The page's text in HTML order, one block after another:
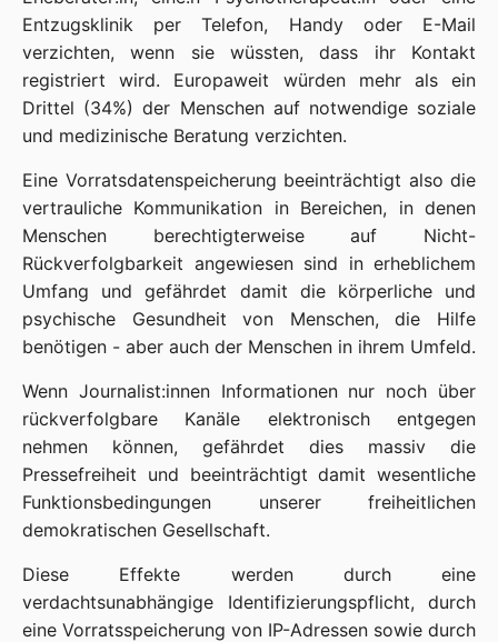
Entzugsklinik per Telefon, Handy oder E-Mail
verzichten, wenn sie wüssten, dass ihr Kontakt
registriert wird. Europaweit würden mehr als ein
Drittel (34%) der Menschen auf notwendige soziale
und medizinische Beratung verzichten.
Eine Vorratsdatenspeicherung beeinträchtigt also die
vertrauliche Kommunikation in Bereichen, in denen
Menschen berechtigterweise auf Nicht-
Rückverfolgbarkeit angewiesen sind in erheblichem
Umfang und gefährdet damit die körperliche und
psychische Gesundheit von Menschen, die Hilfe
benötigen - aber auch der Menschen in ihrem Umfeld.
Wenn Journalist:innen Informationen nur noch über
rückverfolgbare Kanäle elektronisch entgegen
nehmen können, gefährdet dies massiv die
Pressefreiheit und beeinträchtigt damit wesentliche
Funktionsbedingungen unserer freiheitlichen
demokratischen Gesellschaft.
Diese Effekte werden durch eine
verdachtsunabhängige Identifizierungspflicht, durch
eine Vorratsspeicherung von IP-Adressen sowie durch